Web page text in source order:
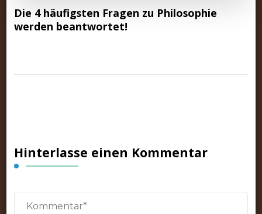
Die 4 häufigsten Fragen zu Philosophie
werden beantwortet!
Hinterlasse einen Kommentar